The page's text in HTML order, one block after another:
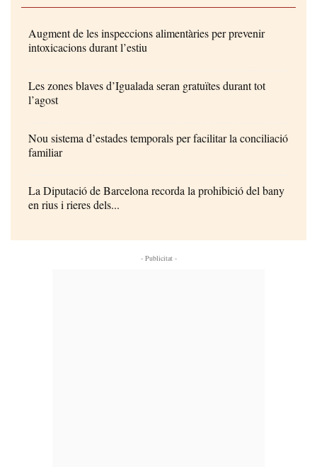
Augment de les inspeccions alimentàries per prevenir
intoxicacions durant l’estiu
Les zones blaves d’Igualada seran gratuïtes durant tot
l’agost
Nou sistema d’estades temporals per facilitar la conciliació
familiar
La Diputació de Barcelona recorda la prohibició del bany
en rius i rieres dels...
- Publicitat -